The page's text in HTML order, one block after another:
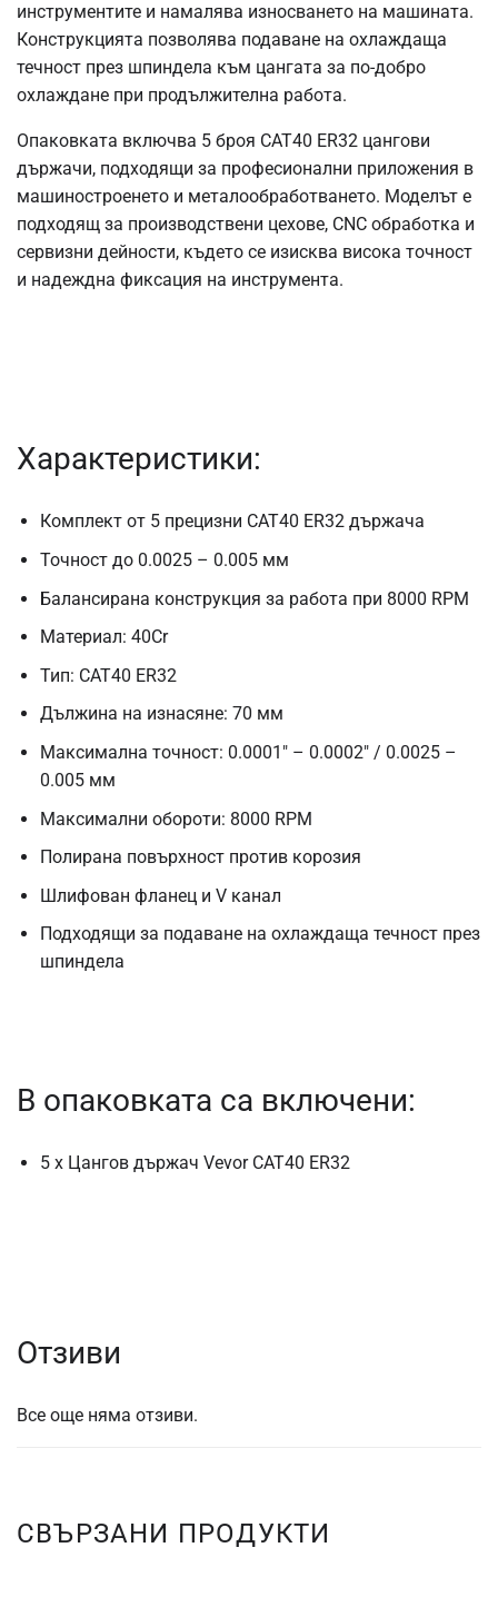
инструментите и намалява износването на машината.
Конструкцията позволява подаване на охлаждаща
течност през шпиндела към цангата за по-добро
охлаждане при продължителна работа.
Опаковката включва 5 броя CAT40 ER32 цангови
държачи, подходящи за професионални приложения в
машиностроенето и металообработването. Моделът е
подходящ за производствени цехове, CNC обработка и
сервизни дейности, където се изисква висока точност
и надеждна фиксация на инструмента.
Характеристики:
Комплект от 5 прецизни CAT40 ER32 държача
Точност до 0.0025 – 0.005 мм
Балансирана конструкция за работа при 8000 RPM
Материал: 40Cr
Тип: CAT40 ER32
Дължина на изнасяне: 70 мм
Максимална точност: 0.0001″ – 0.0002″ / 0.0025 –
0.005 мм
Максимални обороти: 8000 RPM
Полирана повърхност против корозия
Шлифован фланец и V канал
Подходящи за подаване на охлаждаща течност през
шпиндела
В опаковката са включени:
5 x Цангов държач Vevor CAT40 ER32
Отзиви
Все още няма отзиви.
СВЪРЗАНИ ПРОДУКТИ